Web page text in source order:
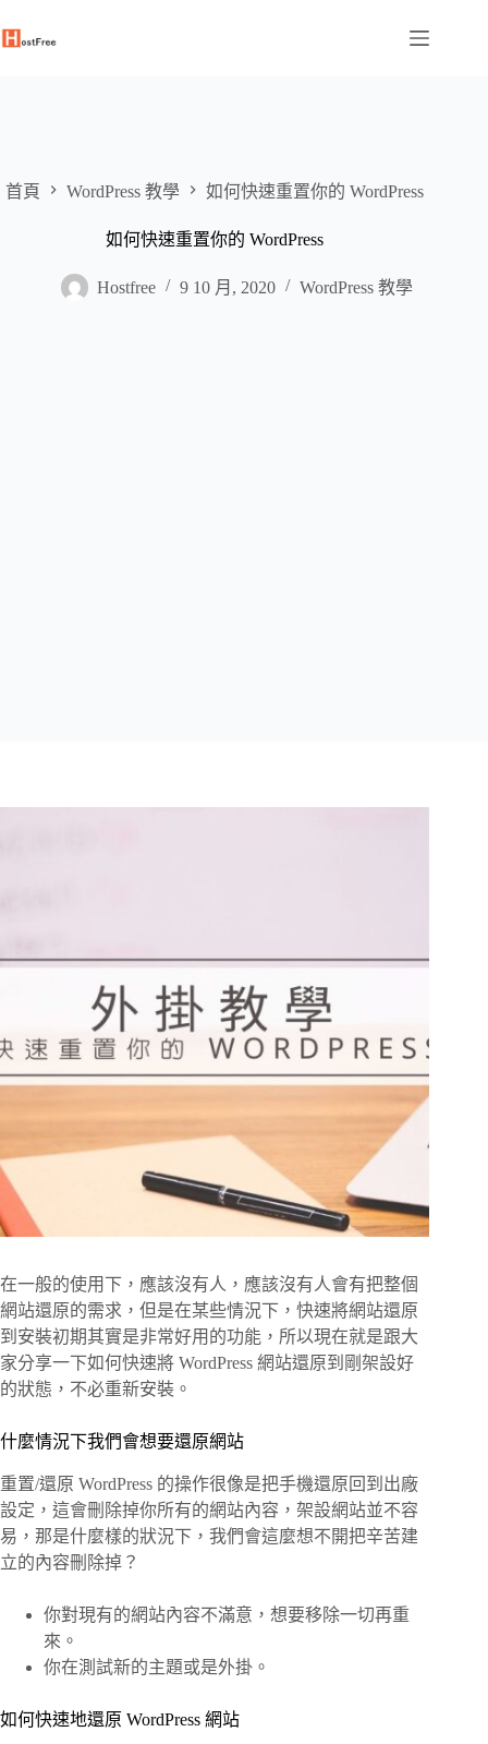
至
首頁 WordPress 教學 如何快速重置你的 WordPress
如何快速重置你的 WordPress
Hostfree 9 10 月, 2020 WordPress 教學
在一般的使用下，應該沒有人，應該沒有人會有把整個
網站還原的需求，但是在某些情況下，快速將網站還原
到安裝初期其實是非常好用的功能，所以現在就是跟大
家分享一下如何快速將 WordPress 網站還原到剛架設好
的狀態，不必重新安裝。
什麼情況下我們會想要還原網站
重置/還原 WordPress 的操作很像是把手機還原回到出廠
設定，這會刪除掉你所有的網站內容，架設網站並不容
易，那是什麼樣的狀況下，我們會這麼想不開把辛苦建
立的內容刪除掉？
你對現有的網站內容不滿意，想要移除一切再重
來。
你在測試新的主題或是外掛。
如何快速地還原 WordPress 網站